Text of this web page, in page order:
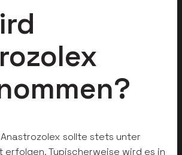
Anastrozolex sollte stets unter
Typischerweise wird es in